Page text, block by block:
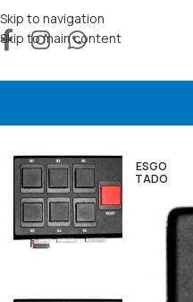
Skip to navigation
Skip to main content
ESGO
TADO